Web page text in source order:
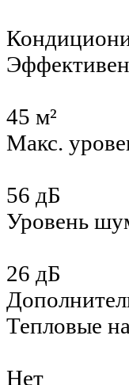
45 м²
Макс.
56 дБ
Уровень
26 дБ
Тепловые
Нет